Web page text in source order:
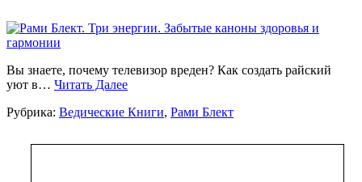
Вы знаете, почему телевизор вреден? Как создать райский
уют в… Читать Далее
Рубрика: Ведические Книги, Рами Блект